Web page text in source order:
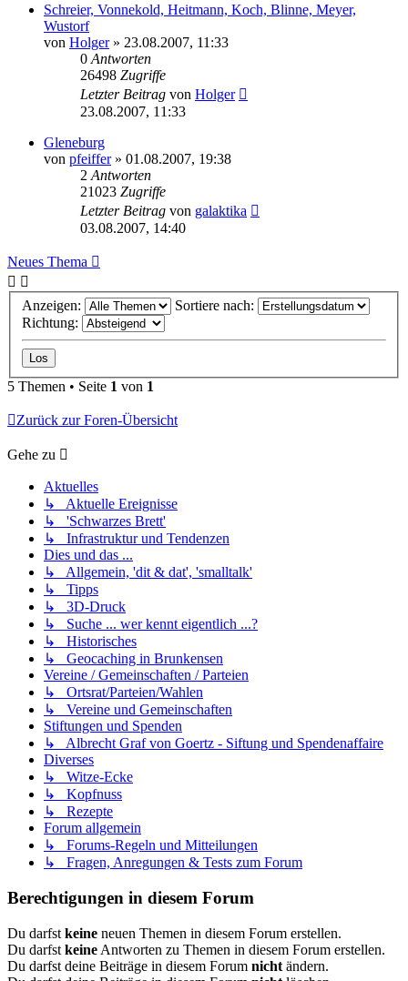
Schreier, Vonnekold, Heitmann, Koch, Blinne, Meyer,
Wustorf
von Holger» 23.08.2007, 11:33
0 Antworten
26498 Zugriffe
Letzter Beitrag von Holger
23.08.2007, 11:33
Gleneburg
von pfeiffer» 01.08.2007, 19:38
2 Antworten
21023 Zugriffe
Letzter Beitrag von galaktika
03.08.2007, 14:40
Neues Thema
Anzeigen:
Sortiere nach:
Richtung:
5 Themen • Seite 1 von 1
Zurück zur Foren-Übersicht
Gehe zu
Aktuelles
↳ Aktuelle Ereignisse
↳ 'Schwarzes Brett'
↳ Infrastruktur und Tendenzen
Dies und das ...
↳ Allgemein, 'dit & dat', 'smalltalk'
↳ Tipps
↳ 3D-Druck
↳ Suche ... wer kennt eigentlich ...?
↳ Historisches
↳ Geocaching in Brunkensen
Vereine / Gemeinschaften / Parteien
↳ Ortsrat/Parteien/Wahlen
↳ Vereine und Gemeinschaften
Stiftungen und Spenden
↳ Albrecht Graf von Goertz - Siftung und Spendenaffaire
Diverses
↳ Witze-Ecke
↳ Kopfnuss
↳ Rezepte
Forum allgemein
↳ Forums-Regeln und Mitteilungen
↳ Fragen, Anregungen & Tests zum Forum
Berechtigungen in diesem Forum
Du darfst keine neuen Themen in diesem Forum erstellen.
Du darfst keine Antworten zu Themen in diesem Forum erstellen.
Du darfst deine Beiträge in diesem Forum nicht ändern.